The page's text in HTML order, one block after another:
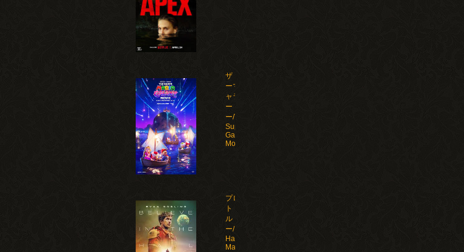
ザ・スーパ
ーマリオギ
ャラクシ
ー・ムービ
ー/The
Super Mario
Galaxy
Movie(2026)
プロジェク
ト・ヘイ
ル・メアリ
ー/Project
Hail
Mary(2026)